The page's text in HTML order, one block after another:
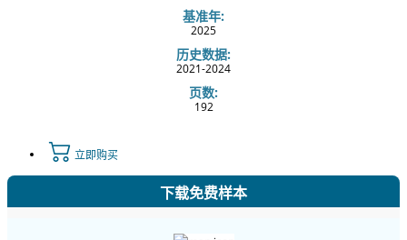
基准年:
2025
历史数据:
2021-2024
页数:
192
立即购买
下载免费样本